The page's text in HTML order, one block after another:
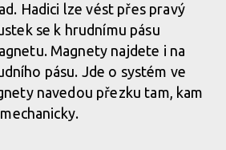
6
6
6
6
Hadici lze vést přes pravý
se k hrudnímu pásu
Magnety najdete i na
pásu. Jde o systém ve
navedou přezku tam, kam